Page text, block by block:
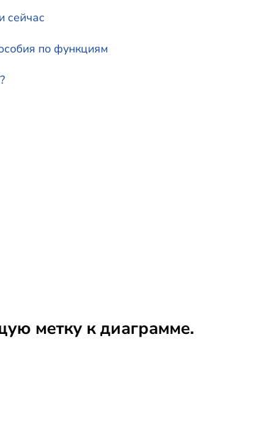
сейчас
по функциям
метку к диаграмме.